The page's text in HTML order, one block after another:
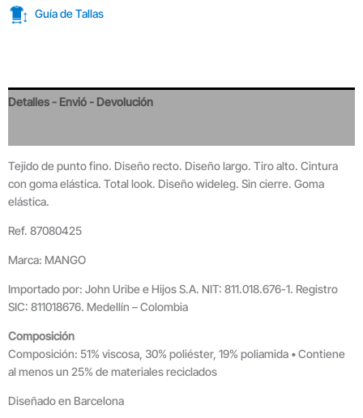
Guía de Tallas
Detalles - Envió - Devolución
Tejido de punto fino. Diseño recto. Diseño largo. Tiro alto. Cintura
con goma elástica. Total look. Diseño wideleg. Sin cierre. Goma
elástica.
Ref. 87080425
Marca: MANGO
Importado por: John Uribe e Hijos S.A. NIT: 811.018.676-1. Registro
SIC: 811018676. Medellín – Colombia
Composición
Composición: 51% viscosa, 30% poliéster, 19% poliamida • Contiene
al menos un 25% de materiales reciclados
Diseñado en Barcelona